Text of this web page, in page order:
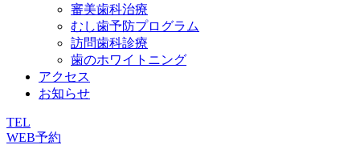
審美歯科治療
むし歯予防プログラム
訪問歯科診療
歯のホワイトニング
アクセス
お知らせ
TEL
WEB予約